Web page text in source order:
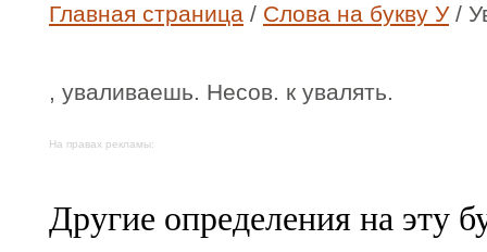
Главная страница / Слова на букву У/
, уваливаешь. Несов. к увалять.
На правах рекламы:
Другие определения на эту